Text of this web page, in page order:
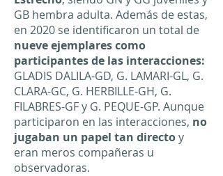
GB hembra adulta. Además de estas,
en 2020 se identificaron un total de
nueve ejemplares como
participantes de las interacciones:
GLADIS DALILA-GD, G. LAMARI-GL, G.
CLARA-GC, G. HERBILLE-GH, G.
FILABRES-GF y G. PEQUE-GP. Aunque
participaron en las interacciones, no
jugaban un papel tan directoy
eran meros compañeras u
observadoras.